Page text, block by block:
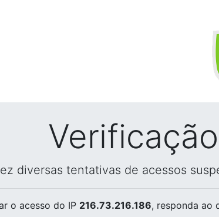
diversas tentativas de acessos
o acesso do IP 216.73.216.186, responda ao